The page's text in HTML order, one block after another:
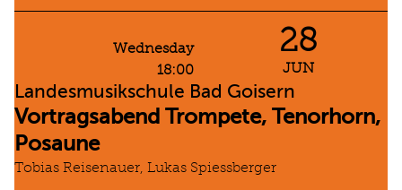
Wednesday
18:00
28
JUN
Landesmusikschule Bad Goisern
Vortragsabend Trompete, Tenorhorn,
Posaune
Tobias Reisenauer, Lukas Spiessberger